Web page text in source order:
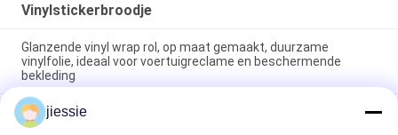
Vinylstickerbroodje
Glanzende vinyl wrap rol, op maat gemaakt, duurzame
vinylfolie, ideaal voor voertuigreclame en beschermende
bekleding
Breedbord Intrekbare rolreklame Aluminiumbanner Stand Roll
Up Display 85x200cm
jiessie